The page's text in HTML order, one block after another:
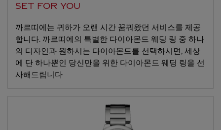
SET FOR YOU
까르띠에는 귀하가 오랜 시간 꿈꿔왔던 서비스를 제공
합니다. 까르띠에의 특별한 다이아몬드 웨딩 링 중 하나
의 디자인과 원하시는 다이아몬드를 선택하시면, 세상
에 단 하나뿐인 당신만을 위한 다이아몬드 웨딩 링을 선
사해드립니다